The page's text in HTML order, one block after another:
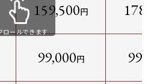
159,500円
99,000円
ロールできます